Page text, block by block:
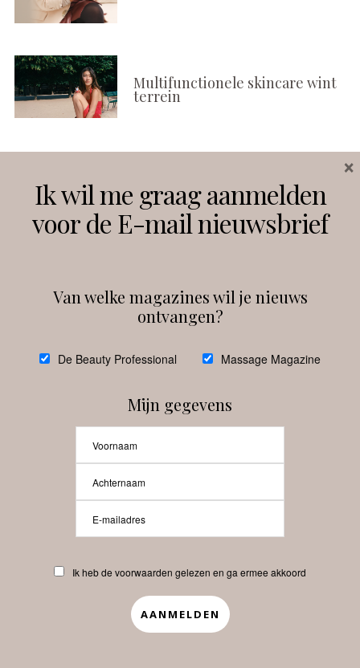
Multifunctionele skincare wint
terrein
Instagram Facebook
debeautyprofessional
Beauty-Pro.nl
Abonneren Contact
APP
Ik wil me graag aanmelden
voor de E-mail nieuwsbrief
Van welke magazines wil je nieuws
ontvangen?
De Beauty Professional Massage Magazine
Mijn gegevens
Ik heb de voorwaarden gelezen en ga ermee akkoord
×